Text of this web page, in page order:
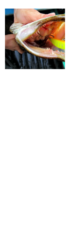
баночкой пенного,